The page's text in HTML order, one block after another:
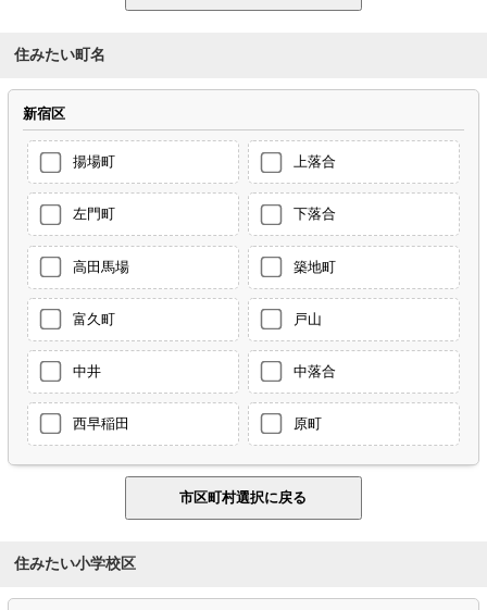
住みたい町名
新宿区
揚場町 上落合
左門町 下落合
高田馬場 築地町
富久町 戸山
中井 中落合
西早稲田 原町
住みたい小学校区